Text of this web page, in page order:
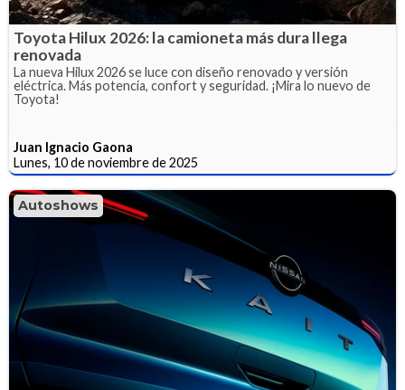
Toyota Hilux 2026: la camioneta más dura llega
renovada
La nueva Hilux 2026 se luce con diseño renovado y versión
eléctrica. Más potencia, confort y seguridad. ¡Mira lo nuevo de
Toyota!
Juan Ignacio Gaona
Lunes, 10 de noviembre de 2025
Autoshows